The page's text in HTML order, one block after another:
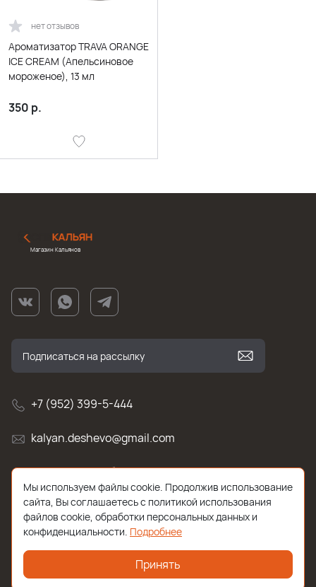
нет отзывов
Ароматизатор TRAVA ORANGE
ICE CREAM (Апельсиновое
мороженое), 13 мл
350 р.
Магазин Кальянов
+7 (952) 399-5-444
kalyan.deshevo@gmail.com
г. Санкт-Петербург, улица Белы Куна , д.2к1
2026 © Все права защищены. Работает наReadyScript
Мы используем файлы cookie. Продолжив использование
сайта, Вы соглашаетесь с политикой использования
файлов cookie, обработки персональных данных и
конфиденциальности. Подробнее
Принять